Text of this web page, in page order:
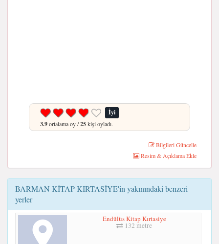
İyi
3.9ortalama oy /25kişi oyladı.
Bilgileri Güncelle
Resim & Açıklama Ekle
BARMAN KİTAP KIRTASİYE'in yakınındaki benzeri
yerler
Endülüs Kitap Kırtasiye
132 metre